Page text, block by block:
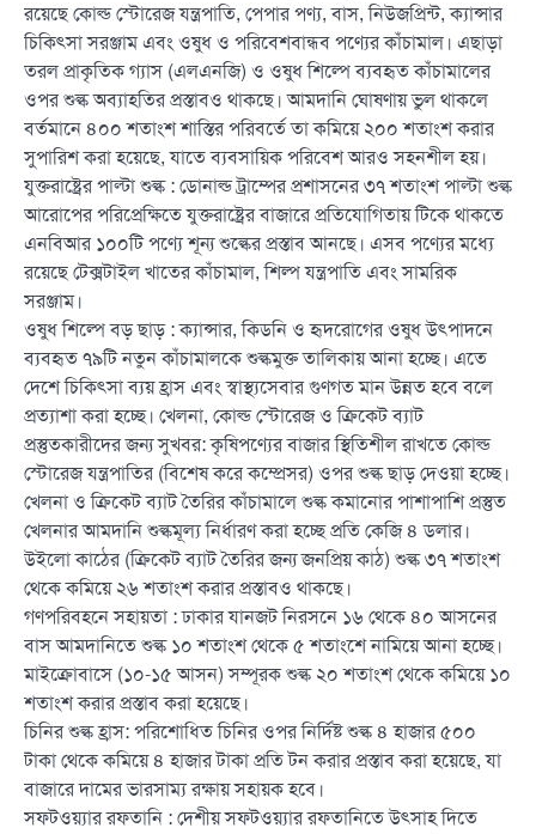
রয়েছে কোল্ড স্টোরেজ যন্ত্রপাতি, পেপার পণ্য, বাস, নিউজপ্রিন্ট, ক্যান্সার
চিকিৎসা সরঞ্জাম এবং ওষুধ ও পরিবেশবান্ধব পণ্যের কাঁচামাল। এছাড়া
তরল প্রাকৃতিক গ্যাস (এলএনজি) ও ওষুধ শিল্পে ব্যবহৃত কাঁচামালের
ওপর শুল্ক অব্যাহতির প্রস্তাবও থাকছে। আমদানি ঘোষণায় ভুল থাকলে
বর্তমানে ৪০০ শতাংশ শাস্তির পরিবর্তে তা কমিয়ে ২০০ শতাংশ করার
সুপারিশ করা হয়েছে, যাতে ব্যবসায়িক পরিবেশ আরও সহনশীল হয়।
যুক্তরাষ্ট্রের পাল্টা শুল্ক : ডোনাল্ড ট্রাম্পের প্রশাসনের ৩৭ শতাংশ পাল্টা শুল্ক
আরোপের পরিপ্রেক্ষিতে যুক্তরাষ্ট্রের বাজারে প্রতিযোগিতায় টিকে থাকতে
এনবিআর ১০০টি পণ্যে শূন্য শুল্কের প্রস্তাব আনছে। এসব পণ্যের মধ্যে
রয়েছে টেক্সটাইল খাতের কাঁচামাল, শিল্প যন্ত্রপাতি এবং সামরিক
সরঞ্জাম।
ওষুধ শিল্পে বড় ছাড় : ক্যান্সার, কিডনি ও হৃদরোগের ওষুধ উৎপাদনে
ব্যবহৃত ৭৯টি নতুন কাঁচামালকে শুল্কমুক্ত তালিকায় আনা হচ্ছে। এতে
দেশে চিকিৎসা ব্যয় হ্রাস এবং স্বাস্থ্যসেবার গুণগত মান উন্নত হবে বলে
প্রত্যাশা করা হচ্ছে। খেলনা, কোল্ড স্টোরেজ ও ক্রিকেট ব্যাট
প্রস্তুতকারীদের জন্য সুখবর: কৃষিপণ্যের বাজার স্থিতিশীল রাখতে কোল্ড
স্টোরেজ যন্ত্রপাতির (বিশেষ করে কম্প্রেসর) ওপর শুল্ক ছাড় দেওয়া হচ্ছে।
খেলনা ও ক্রিকেট ব্যাট তৈরির কাঁচামালে শুল্ক কমানোর পাশাপাশি প্রস্তুত
খেলনার আমদানি শুল্কমূল্য নির্ধারণ করা হচ্ছে প্রতি কেজি ৪ ডলার।
উইলো কাঠের (ক্রিকেট ব্যাট তৈরির জন্য জনপ্রিয় কাঠ) শুল্ক ৩৭ শতাংশ
থেকে কমিয়ে ২৬ শতাংশ করার প্রস্তাবও থাকছে।
গণপরিবহনে সহায়তা : ঢাকার যানজট নিরসনে ১৬ থেকে ৪০ আসনের
বাস আমদানিতে শুল্ক ১০ শতাংশ থেকে ৫ শতাংশে নামিয়ে আনা হচ্ছে।
মাইক্রোবাসে (১০-১৫ আসন) সম্পূরক শুল্ক ২০ শতাংশ থেকে কমিয়ে ১০
শতাংশ করার প্রস্তাব করা হয়েছে।
চিনির শুল্ক হ্রাস: পরিশোধিত চিনির ওপর নির্দিষ্ট শুল্ক ৪ হাজার ৫০০
টাকা থেকে কমিয়ে ৪ হাজার টাকা প্রতি টন করার প্রস্তাব করা হয়েছে, যা
বাজারে দামের ভারসাম্য রক্ষায় সহায়ক হবে।
সফটওয়্যার রফতানি : দেশীয় সফটওয়্যার রফতানিতে উৎসাহ দিতে